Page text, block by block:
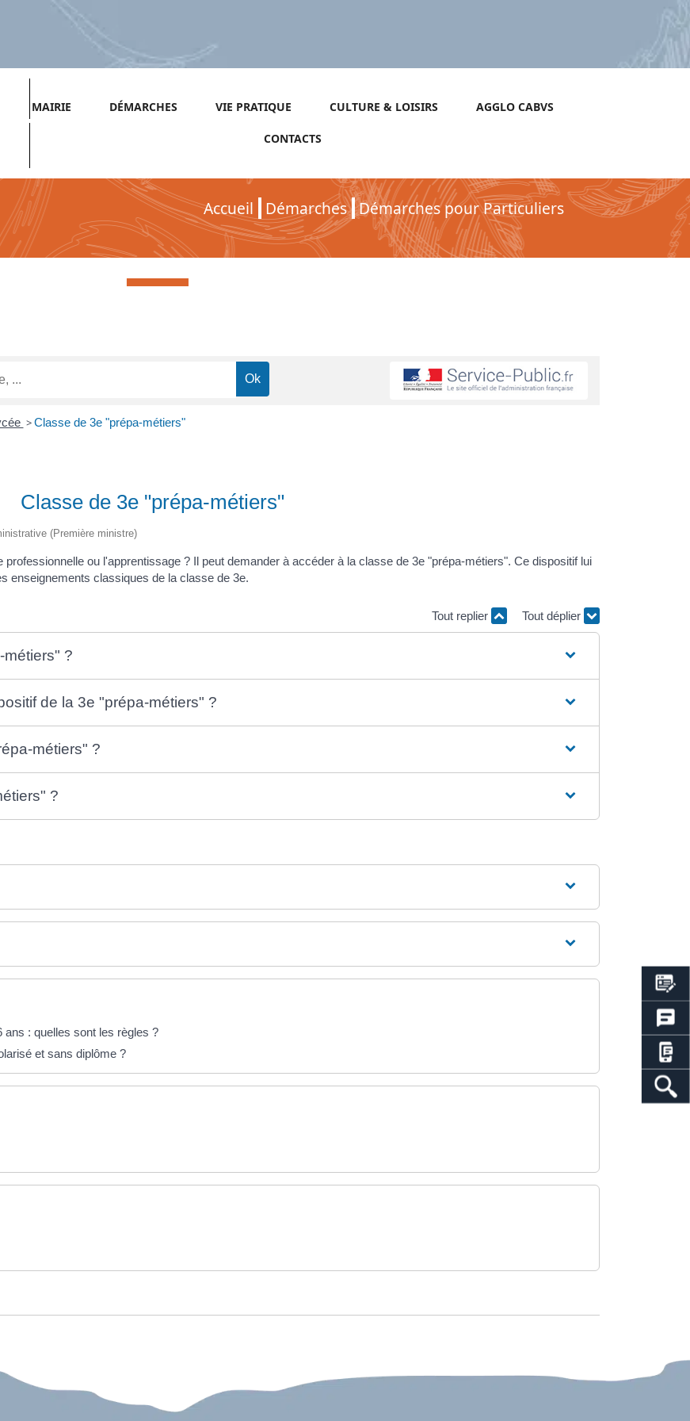
MAIRIE DÉMARCHES VIE PRATIQUE CULTURE & LOISIRS AGGLO CABVS
CONTACTS
Accueil Démarches Démarches pour Particuliers
pour Particuliers
> Classe de 3e "prépa-métiers"
Classe de 3e "prépa-métiers"
(Première ministre)
ou l'apprentissage ? Il peut demander à accéder à la classe de 3e "prépa-métiers". Ce dispositif lui
enseignements classiques de la classe de 3e.
Tout replier Tout déplier
?
de la 3e "prépa-métiers" ?
métiers" ?
?
ans : quelles sont les règles ?
et sans diplôme ?